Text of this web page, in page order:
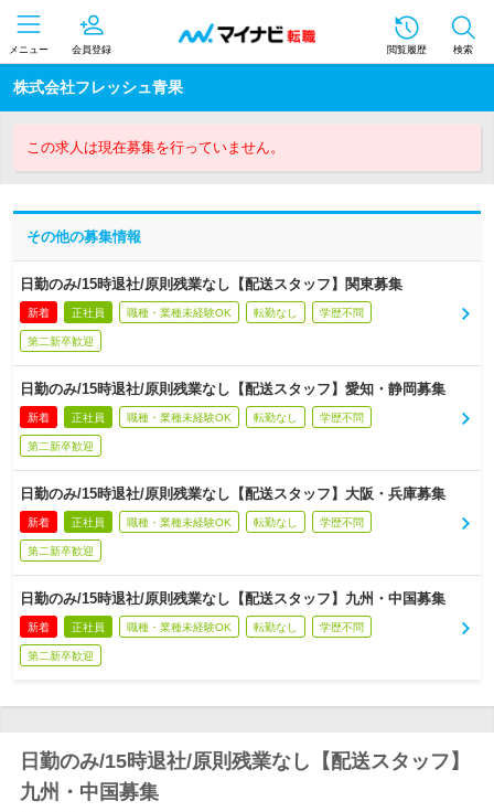
メニュー 会員登録 閲覧履歴 検索
株式会社フレッシュ青果
この求人は現在募集を行っていません。
その他の募集情報
日勤のみ/15時退社/原則残業なし【配送スタッフ】関東募集
新着 正社員 職種・業種未経験OK 転勤なし 学歴不問
第二新卒歓迎
日勤のみ/15時退社/原則残業なし【配送スタッフ】愛知・静岡募集
新着 正社員 職種・業種未経験OK 転勤なし 学歴不問
第二新卒歓迎
日勤のみ/15時退社/原則残業なし【配送スタッフ】大阪・兵庫募集
新着 正社員 職種・業種未経験OK 転勤なし 学歴不問
第二新卒歓迎
日勤のみ/15時退社/原則残業なし【配送スタッフ】九州・中国募集
新着 正社員 職種・業種未経験OK 転勤なし 学歴不問
第二新卒歓迎
日勤のみ/15時退社/原則残業なし【配送スタッフ】
九州・中国募集